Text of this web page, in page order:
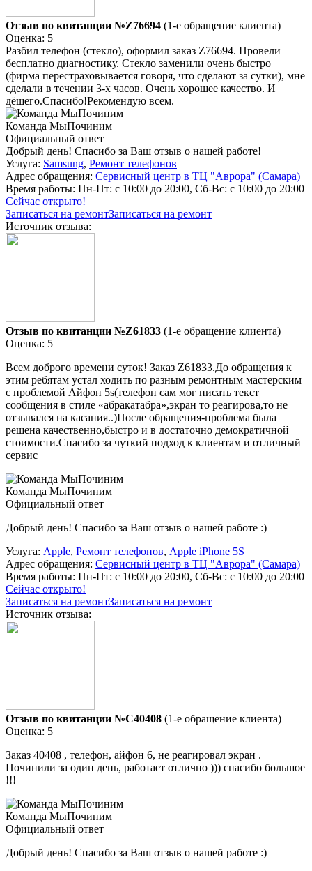
Отзыв по квитанции №Z76694 (1-е обращение клиента)
Оценка: 5
Разбил телефон (стекло), оформил заказ Z76694. Провели
бесплатно диагностику. Стекло заменили очень быстро
(фирма перестраховывается говоря, что сделают за сутки), мне
сделали в течении 3-х часов. Очень хорошее качество. И
дёшего.Спасибо!Рекомендую всем.
Команда МыПочиним
Официальный ответ
Добрый день! Спасибо за Ваш отзыв о нашей работе!
Услуга: Samsung, Ремонт телефонов
Адрес обращения: Сервисный центр в ТЦ "Аврора" (Самара)
Время работы: Пн-Пт: с 10:00 до 20:00, Сб-Вс: с 10:00 до 20:00
Сейчас открыто!
Записаться на ремонтЗаписаться на ремонт
Источник отзыва:
Отзыв по квитанции №Z61833 (1-е обращение клиента)
Оценка: 5
Всем доброго времени суток! Заказ Z61833.До обращения к
этим ребятам устал ходить по разным ремонтным мастерским
с проблемой Айфон 5s(телефон сам мог писать текст
сообщения в стиле «абракатабра»,экран то реагирова,то не
отзывался на касания..)После обращения-проблема была
решена качественно,быстро и в достаточно демократичной
стоимости.Спасибо за чуткий подход к клиентам и отличный
сервис
Команда МыПочиним
Официальный ответ
Добрый день! Спасибо за Ваш отзыв о нашей работе :)
Услуга: Apple, Ремонт телефонов, Apple iPhone 5S
Адрес обращения: Сервисный центр в ТЦ "Аврора" (Самара)
Время работы: Пн-Пт: с 10:00 до 20:00, Сб-Вс: с 10:00 до 20:00
Сейчас открыто!
Записаться на ремонтЗаписаться на ремонт
Источник отзыва:
Отзыв по квитанции №C40408 (1-е обращение клиента)
Оценка: 5
Заказ 40408 , телефон, айфон 6, не реагировал экран .
Починили за один день, работает отлично ))) спасибо большое
!!!
Команда МыПочиним
Официальный ответ
Добрый день! Спасибо за Ваш отзыв о нашей работе :)